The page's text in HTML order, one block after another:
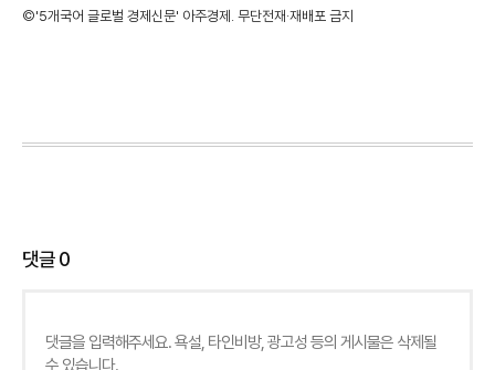
©'5개국어 글로벌 경제신문' 아주경제. 무단전재·재배포 금지
댓글0